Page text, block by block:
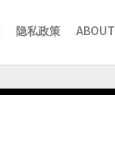
隐私政策 ABOUT